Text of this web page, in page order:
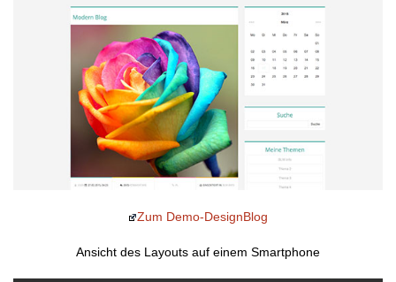
Zum Demo-DesignBlog
Ansicht des Layouts auf einem Smartphone